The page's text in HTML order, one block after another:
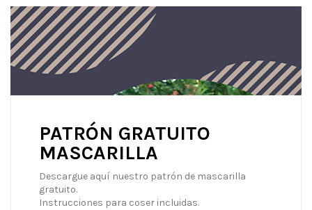
PATRÓN GRATUITO
MASCARILLA
Descargue aquí nuestro patrón de mascarilla
gratuito.
Instrucciones para coser incluidas.